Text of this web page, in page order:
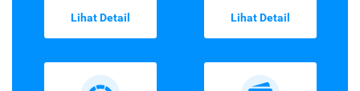
Lihat Detail Lihat Detail